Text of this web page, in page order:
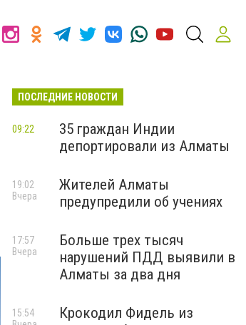
ПОСЛЕДНИЕ НОВОСТИ
35 граждан Индии
депортировали из Алматы
09:22
Жителей Алматы
предупредили об учениях
19:02
Вчера
Больше трех тысяч
нарушений ПДД выявили в
Алматы за два дня
17:57
Вчера
Крокодил Фидель из
15:54